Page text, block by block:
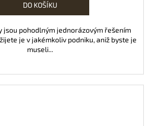
DO KOŠÍKU
jsou pohodlným jednorázovým řešením
je v jakémkoliv podniku, aniž byste je
museli...